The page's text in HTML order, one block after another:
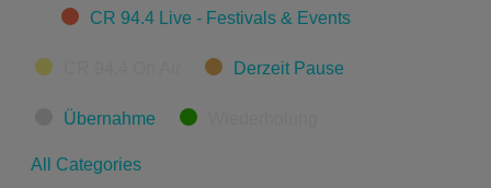
CategoriesCR 94.4 Live - Festivals & Events
Derzeit Pause
Übernahme
All Categories